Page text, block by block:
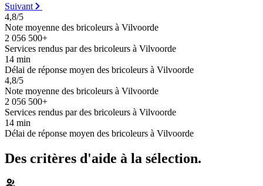
Suivant
4,8/5
Note moyenne des bricoleurs à Vilvoorde
2 056 500+
Services rendus par des bricoleurs à Vilvoorde
14 min
Délai de réponse moyen des bricoleurs à Vilvoorde
4,8/5
Note moyenne des bricoleurs à Vilvoorde
2 056 500+
Services rendus par des bricoleurs à Vilvoorde
14 min
Délai de réponse moyen des bricoleurs à Vilvoorde
Des critères d'aide à la sélection.